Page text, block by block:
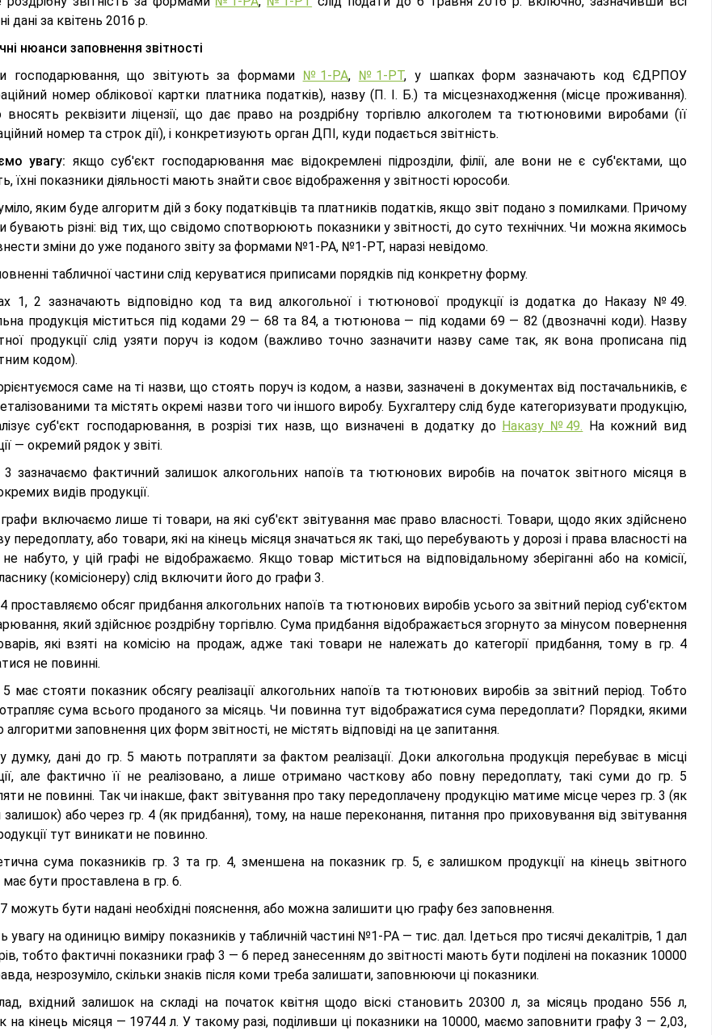
дані за квітень 2016 р.
нюанси заповнення звітності
господарювання, що звітують за формами №1-РА, №1-РТ, у шапках форм зазначають код ЄДРПОУ
номер облікової картки платника податків), назву (П. І. Б.) та місцезнаходження (місце проживання).
реквізити ліцензії, що дає право на роздрібну торгівлю алкоголем та тютюновими виробами (її
номер та строк дії), і конкретизують орган ДПІ, куди подається звітність.
увагу: якщо суб'єкт господарювання має відокремлені підрозділи, філії, але вони не є суб'єктами, що
їхні показники діяльності мають знайти своє відображення у звітності юрособи.
яким буде алгоритм дій з боку податківців та платників податків, якщо звіт подано з помилками. Причому
бувають різні: від тих, що свідомо спотворюють показники у звітності, до суто технічних. Чи можна якимось
зміни до уже поданого звіту за формами №1-РА, №1-РТ, наразі невідомо.
табличної частини слід керуватися приписами порядків під конкретну форму.
1, 2 зазначають відповідно код та вид алкогольної і тютюнової продукції із додатка до Наказу №49.
продукція міститься під кодами 29 — 68 та 84, а тютюнова — під кодами 69 — 82 (двозначні коди). Назву
продукції слід узяти поруч із кодом (важливо точно зазначити назву саме так, як вона прописана під
кодом).
саме на ті назви, що стоять поруч із кодом, а назви, зазначені в документах від постачальників, є
та містять окремі назви того чи іншого виробу. Бухгалтеру слід буде категоризувати продукцію,
суб'єкт господарювання, в розрізі тих назв, що визначені в додатку до Наказу №49. На кожний вид
— окремий рядок у звіті.
3 зазначаємо фактичний залишок алкогольних напоїв та тютюнових виробів на початок звітного місяця в
видів продукції.
графи включаємо лише ті товари, на які суб'єкт звітування має право власності. Товари, щодо яких здійснено
передоплату, або товари, які на кінець місяця значаться як такі, що перебувають у дорозі і права власності на
набуто, у цій графі не відображаємо. Якщо товар міститься на відповідальному зберіганні або на комісії,
(комісіонеру) слід включити його до графи 3.
проставляємо обсяг придбання алкогольних напоїв та тютюнових виробів усього за звітний період суб'єктом
який здійснює роздрібну торгівлю. Сума придбання відображається згорнуто за мінусом повернення
які взяті на комісію на продаж, адже такі товари не належать до категорії придбання, тому в гр. 4
не повинні.
5 має стояти показник обсягу реалізації алкогольних напоїв та тютюнових виробів за звітний період. Тобто
сума всього проданого за місяць. Чи повинна тут відображатися сума передоплати? Порядки, якими
алгоритми заповнення цих форм звітності, не містять відповіді на це запитання.
думку, дані до гр. 5 мають потрапляти за фактом реалізації. Доки алкогольна продукція перебуває в місці
але фактично її не реалізовано, а лише отримано часткову або повну передоплату, такі суми до гр. 5
не повинні. Так чи інакше, факт звітування про таку передоплачену продукцію матиме місце через гр. 3 (як
залишок) або через гр. 4 (як придбання), тому, на наше переконання, питання про приховування від звітування
тут виникати не повинно.
сума показників гр. 3 та гр. 4, зменшена на показник гр. 5, є залишком продукції на кінець звітного
має бути проставлена в гр. 6.
можуть бути надані необхідні пояснення, або можна залишити цю графу без заповнення.
увагу на одиницю виміру показників у табличній частині №1-РА — тис. дал. Ідеться про тисячі декалітрів, 1 дал
тобто фактичні показники граф 3 — 6 перед занесенням до звітності мають бути поділені на показник 10000
незрозуміло, скільки знаків після коми треба залишати, заповнюючи ці показники.
вхідний залишок на складі на початок квітня щодо віскі становить 20300 л, за місяць продано 556 л,
на кінець місяця — 19744 л. У такому разі, поділивши ці показники на 10000, маємо заповнити графу 3 — 2,03,